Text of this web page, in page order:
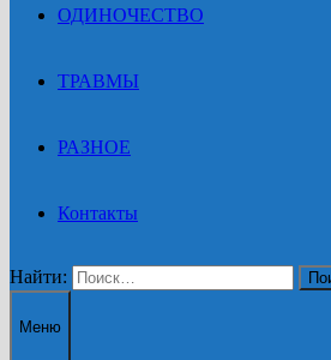
ОДИНОЧЕСТВО
ТРАВМЫ
РАЗНОЕ
Контакты
Найти:
Меню